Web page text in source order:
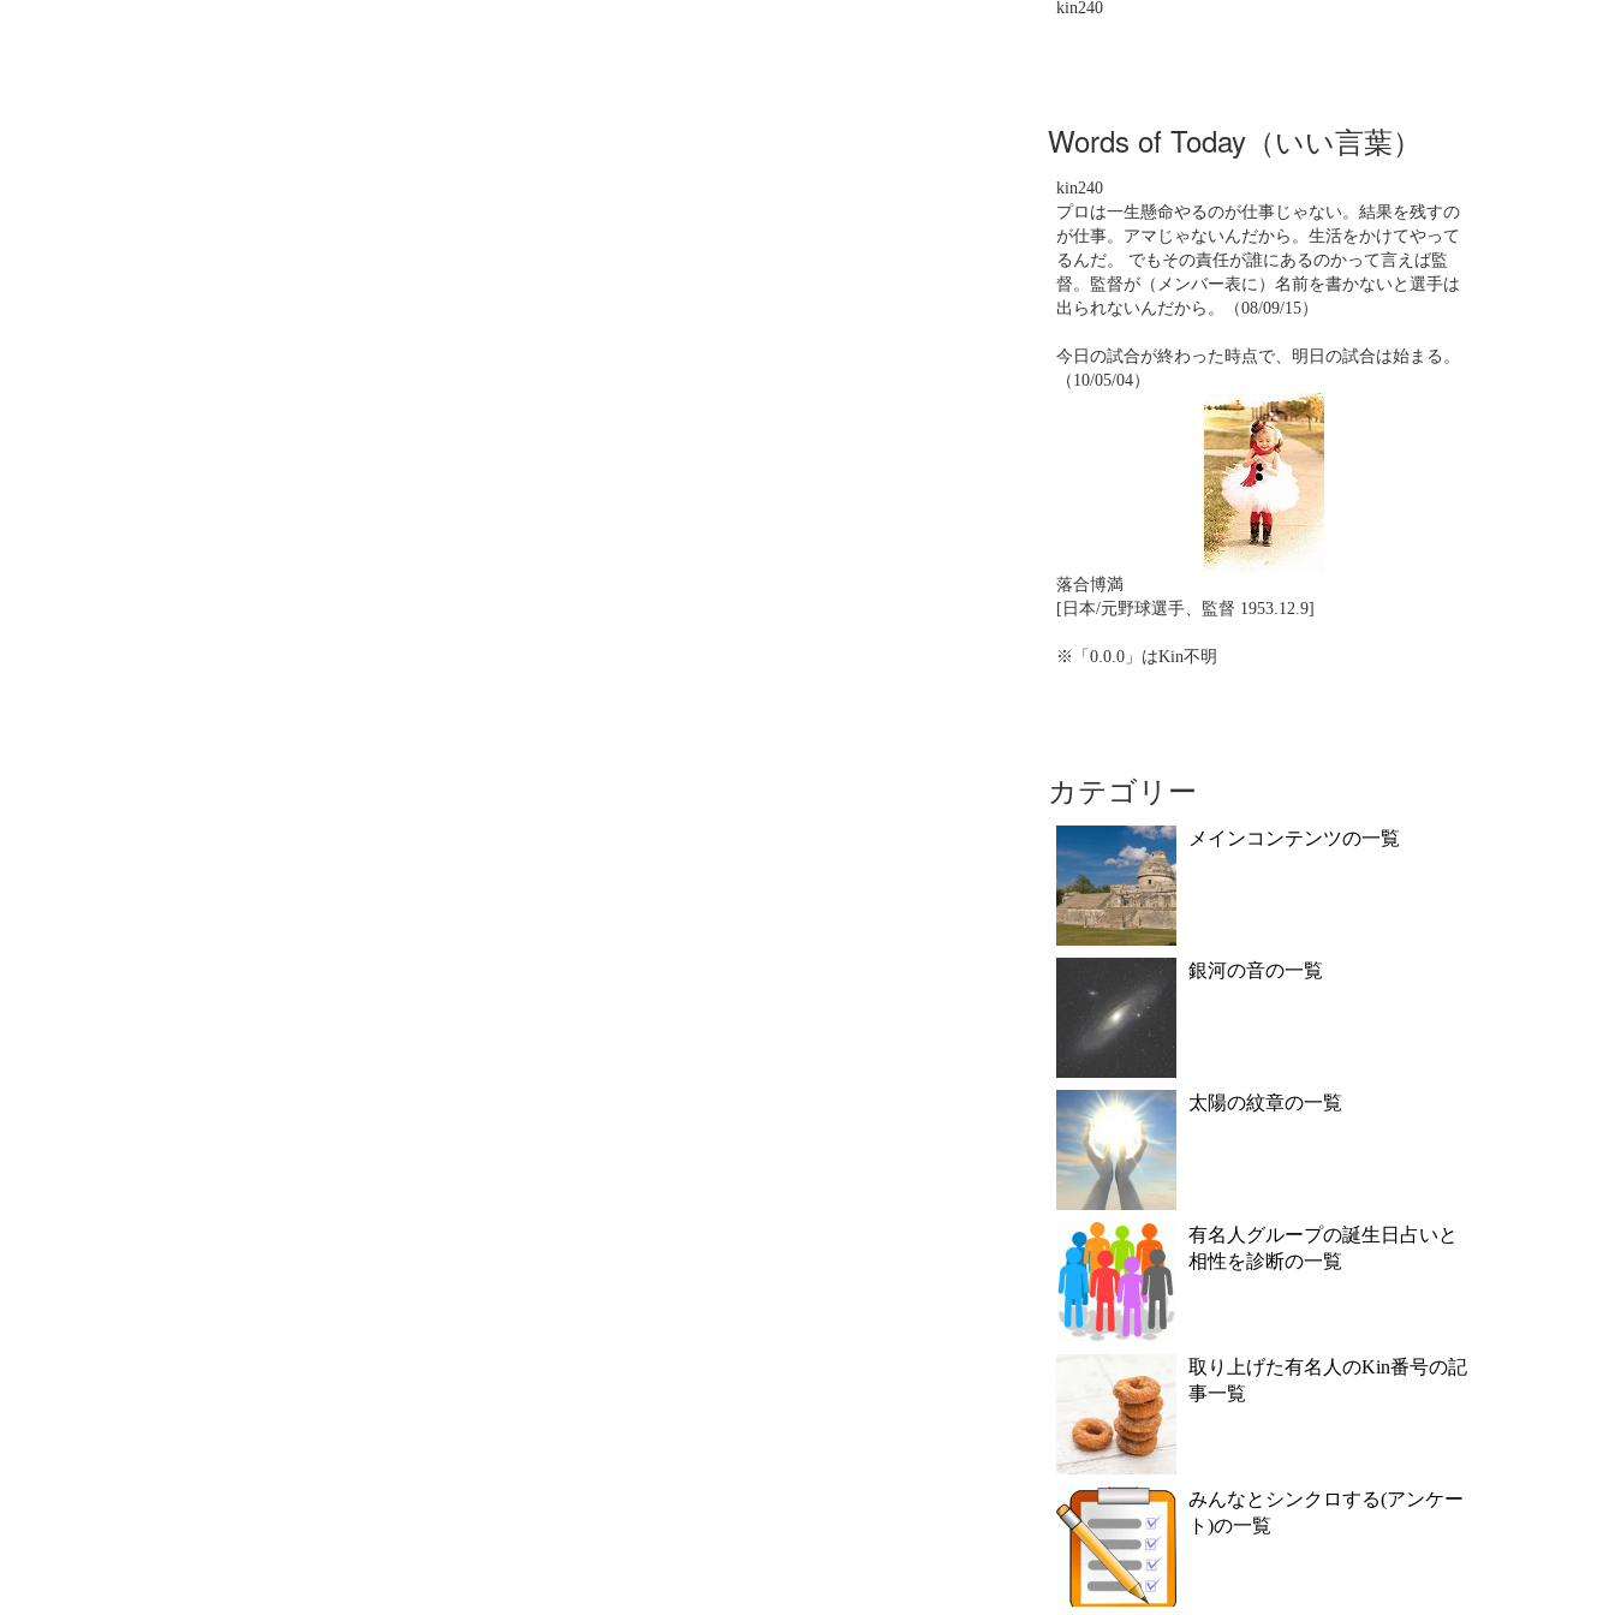
kin240
Words of Today（いい言葉）
kin240
プロは一生懸命やるのが仕事じゃない。結果を残すの
が仕事。アマじゃないんだから。生活をかけてやって
るんだ。 でもその責任が誰にあるのかって言えば監
督。監督が（メンバー表に）名前を書かないと選手は
出られないんだから。（08/09/15）
今日の試合が終わった時点で、明日の試合は始まる。
（10/05/04）
落合博満
[日本/元野球選手、監督 1953.12.9]
※「0.0.0」はKin不明
カテゴリー
メインコンテンツの一覧
銀河の音の一覧
太陽の紋章の一覧
有名人グループの誕生日占いと
相性を診断の一覧
取り上げた有名人のKin番号の記
事一覧
みんなとシンクロする(アンケー
ト)の一覧